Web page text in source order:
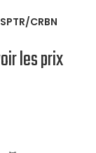
CRBN
les prix